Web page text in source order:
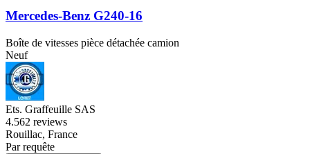
Mercedes-Benz G240-16
Boîte de vitesses pièce détachée camion
Neuf
Ets. Graffeuille SAS
4.562 reviews
Rouillac, France
Par requête